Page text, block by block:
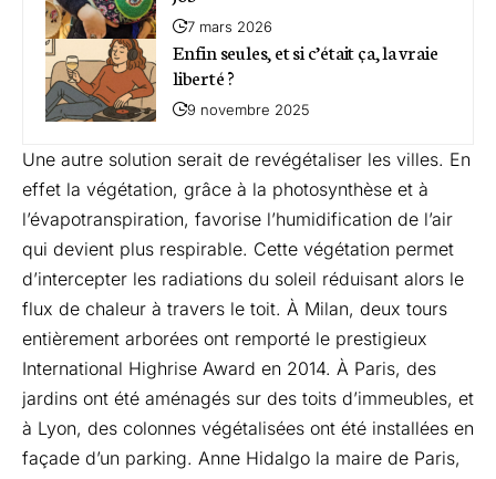
7 mars 2026
Enfin seules, et si c’était ça, la vraie
liberté ?
9 novembre 2025
Une autre solution serait de revégétaliser les villes. En
effet la végétation, grâce à la photosynthèse et à
l’évapotranspiration, favorise l’humidification de l’air
qui devient plus respirable. Cette végétation permet
d’intercepter les radiations du soleil réduisant alors le
flux de chaleur à travers le toit. À Milan, deux tours
entièrement arborées ont remporté le prestigieux
International Highrise Award en 2014. À Paris, des
jardins ont été aménagés sur des toits d’immeubles, et
à Lyon, des colonnes végétalisées ont été installées en
façade d’un parking. Anne Hidalgo la maire de Paris,